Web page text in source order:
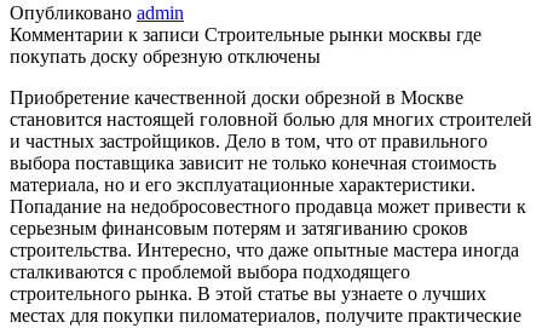
Опубликовано admin
Комментарии к записи Строительные рынки москвы где
покупать доску обрезную отключены
Приобретение качественной доски обрезной в Москве
становится настоящей головной болью для многих строителей
и частных застройщиков. Дело в том, что от правильного
выбора поставщика зависит не только конечная стоимость
материала, но и его эксплуатационные характеристики.
Попадание на недобросовестного продавца может привести к
серьезным финансовым потерям и затягиванию сроков
строительства. Интересно, что даже опытные мастера иногда
сталкиваются с проблемой выбора подходящего
строительного рынка. В этой статье вы узнаете о лучших
местах для покупки пиломатериалов, получите практические